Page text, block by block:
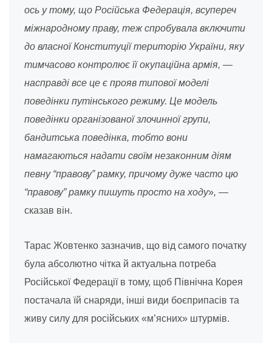
ось у тому, що Російська Федерація, всупереч
міжнародному праву, теж спробувала включити
до власної Конституції територію України, яку
тимчасово контролює її окупаційна армія, —
насправді все це є прояв типової моделі
поведінки путінського режиму. Це модель
поведінки організованої злочинної групи,
бандитська поведінка, тобто вони
намагаються надати своїм незаконним діям
певну “правову” рамку, причому дуже часто цю
“правову” рамку пишуть просто на ходу», —
сказав він.
Тарас Жовтенко зазначив, що від самого початку
була абсолютно чітка й актуальна потреба
Російської Федерації в тому, щоб Північна Корея
постачала їй снаряди, інші види боєприпасів та
живу силу для російських «м’ясних» штурмів.